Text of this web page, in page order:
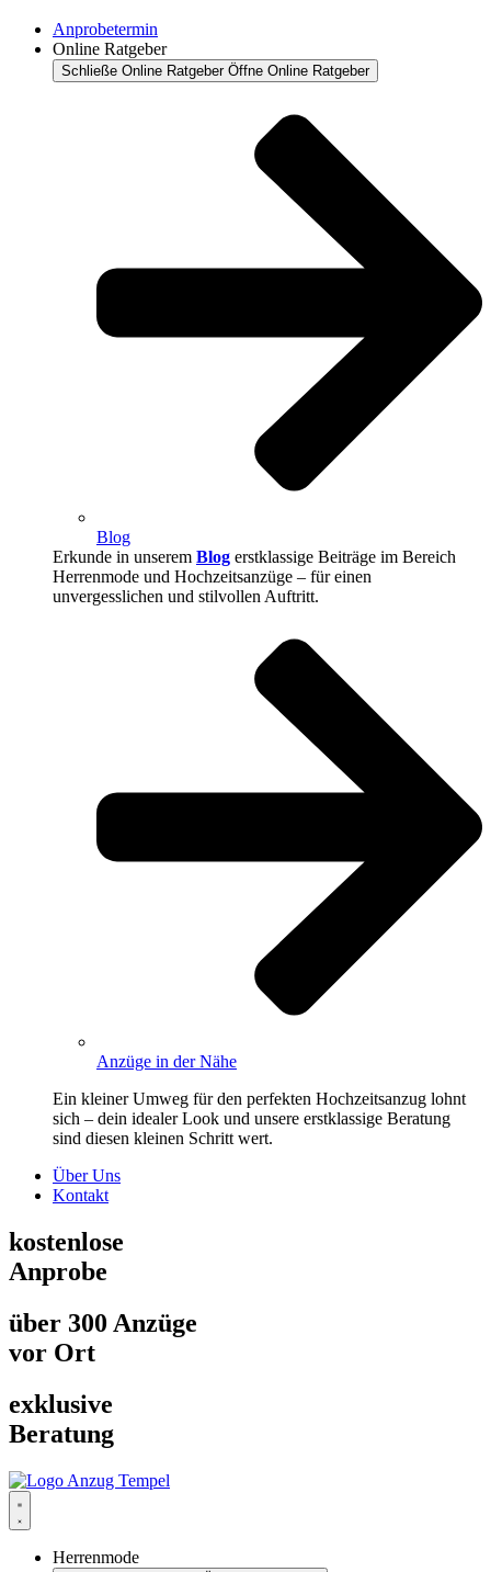
Anprobetermin
Online Ratgeber
Schließe Online Ratgeber Öffne Online Ratgeber
Blog
Erkunde in unserem Blog erstklassige Beiträge im Bereich
Herrenmode und Hochzeitsanzüge – für einen
unvergesslichen und stilvollen Auftritt.
Anzüge in der Nähe
Ein kleiner Umweg für den perfekten Hochzeitsanzug lohnt
sich – dein idealer Look und unsere erstklassige Beratung
sind diesen kleinen Schritt wert.
Über Uns
Kontakt
kostenlose
Anprobe
über 300 Anzüge
vor Ort
exklusive
Beratung
Herrenmode